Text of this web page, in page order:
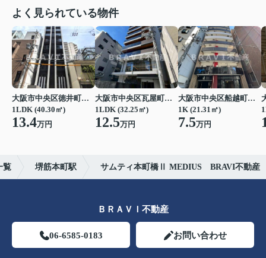
よく見られている物件
大阪市中央区徳井町２丁目
1LDK (40.30㎡)
13.4万円
大阪市中央区瓦屋町１丁目
1LDK (32.25㎡)
12.5万円
大阪市中央区船越町２丁目
1K (21.31㎡)
7.5万円
覧 堺筋本町駅 サムティ本町橋Ⅱ MEDIUS BRAVI不動産
ＢＲＡＶＩ不動産
06-6585-0183 お問い合わせ